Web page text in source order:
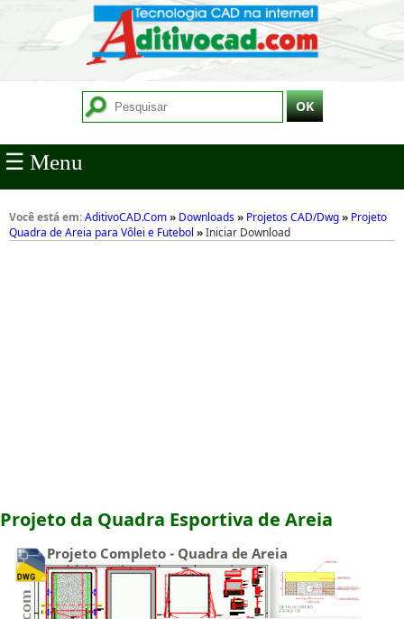
☰ Menu
Você está em:AditivoCAD.Com» Downloads» Projetos CAD/Dwg» Projeto
Quadra de Areia para Vôlei e Futebol »Iniciar Download
Projeto da Quadra Esportiva de Areia